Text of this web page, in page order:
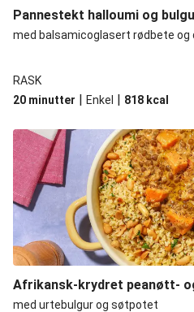
Pannestekt halloumi og
med balsamicoglasert rødbete og
RASK
20 minutter | Enkel | 818 kcal
Afrikansk-krydret peanøtt-
med urtebulgur og søtpotet